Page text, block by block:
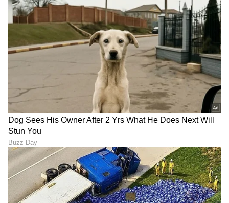
ವಿಶ್ವವಿದ್ಯಾಲಯದಿಂದ ಪಡೆದಿದ್ದೇನೆ. ದೂರದರ್ಶನದಲ್ಲಿ ಇಂಟರ್ನ್‌ಶಿಪ್
ನಿರ್ವಹಣೆ. ಪ್ರಜಾವಾಣಿ ಮತ್ತು ಉದಯವಾಣಿ ಡಿಜಿಟಲ್ ವಿಭಾಗದಲ್ಲಿ
ಬರಹಗಾರ ಹಾಗೂ ಕಂಟೆಂಟ್ ಡೆವಲಪರ್ ಆಗಿ ಕೆಲಸ ಮಾಡಿದ್ದೇನೆ.
ಮನರಂಜನೆ ಸುದ್ದಿಗಳ ಬಗ್ಗೆ ತುಂಬಾ ಆಸಕ್ತಿ. ಸಿನಿಮಾ ವೀಕ್ಷಿಸುವುದು,
ಸಂಗೀತ ಕೇಳುವುದು ಮತ್ತು ಕ್ರೀಡೆ ನೆಚ್ಚಿನ ಹವ್ಯಾಸಗಳು.
ಗರ್ಭಿಣಿ ಮಹಿಳೆ ಬೆಂಗಳೂರು ವೈರಲ್ ಸುದ್ದಿ